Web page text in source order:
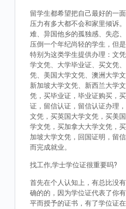
留学生都希望把自己最好的一
压力有多大都不会和家里倾诉
难、异国他乡的孤独感、失恋
压倒一个年纪尚轻的学生，但
特别为这类学生提供办理：文
学文凭、大学毕业证、买文凭
凭、美国大学文凭、澳洲大学
新加坡大学文凭、新西兰大学
凭，买毕业证，毕业证购买，
证，留信认证，留信认证办理
文凭，买英国大学文凭，买美
学文凭，买加拿大大学文凭，
加坡大学文凭，回国证明，留
而完成就业。
找工作,学士学位证很重要吗?
首先在个人认知上，有总比没
确的的，因为学位证代表了你
平而授予的证书，有了学位证